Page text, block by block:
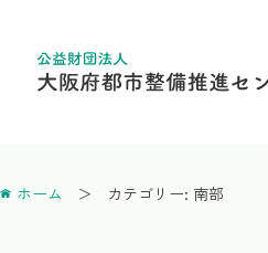
ホーム カテゴリー: 南部